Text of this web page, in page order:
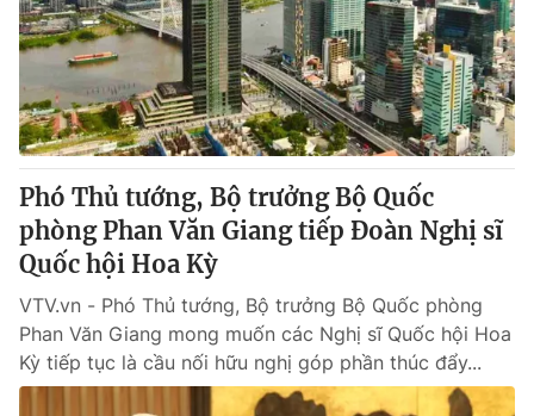
Phó Thủ tướng, Bộ trưởng Bộ Quốc
phòng Phan Văn Giang tiếp Đoàn Nghị sĩ
Quốc hội Hoa Kỳ
VTV.vn - Phó Thủ tướng, Bộ trưởng Bộ Quốc phòng
Phan Văn Giang mong muốn các Nghị sĩ Quốc hội Hoa
Kỳ tiếp tục là cầu nối hữu nghị góp phần thúc đẩy...